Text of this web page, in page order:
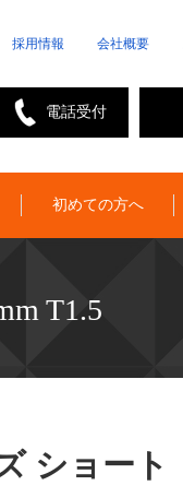
採用情報 会社概要
電話受付
初めての方へ
T1.5
ショート